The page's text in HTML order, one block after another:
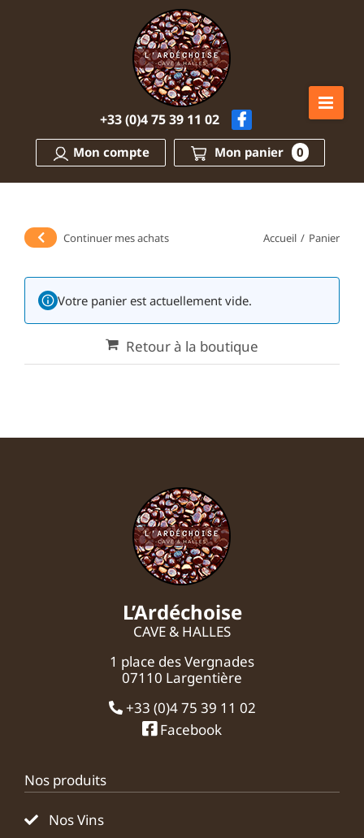
+33 (0)4 75 39 11 02
Mon compte Mon panier 0
Continuer mes achats Accueil / Panier
Votre panier est actuellement vide.
Retour à la boutique
L’Ardéchoise
CAVE & HALLES
1 place des Vergnades
07110 Largentière
+33 (0)4 75 39 11 02
Facebook
Nos produits
Nos Vins